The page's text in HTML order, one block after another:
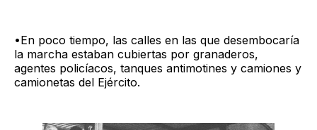
•En poco tiempo, las calles en las que desembocaría
la marcha estaban cubiertas por granaderos,
agentes policíacos, tanques antimotines y camiones y
camionetas del Ejército.